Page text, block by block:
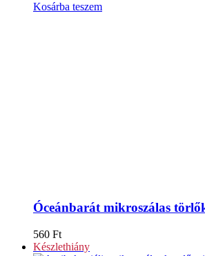
Kosárba teszem
Óceánbarát mikroszálas
560 Ft
Készlethiány